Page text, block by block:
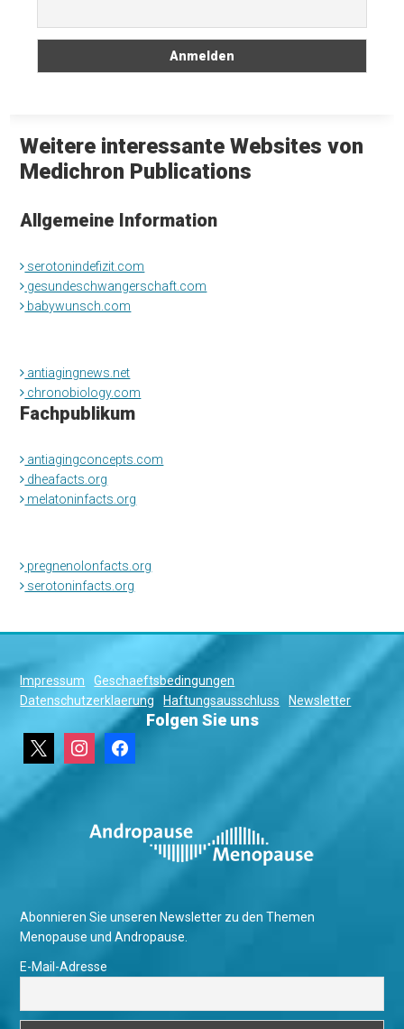
Weitere interessante Websites von
Medichron Publications
Allgemeine Information
serotonindefizit.com
gesundeschwangerschaft.com
babywunsch.com
antiagingnews.net
chronobiology.com
Fachpublikum
antiagingconcepts.com
dheafacts.org
melatoninfacts.org
pregnenolonfacts.org
serotoninfacts.org
Impressum
Geschaeftsbedingungen
Datenschutzerklaerung
Haftungsausschluss Newsletter
Folgen Sie uns
instagramfacebook
Abonnieren Sie unseren Newsletter zu den Themen
Menopause und Andropause.
E-Mail-Adresse